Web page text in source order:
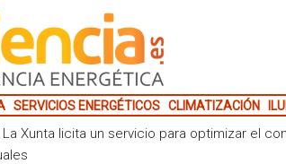
SERVICIOS ENERGÉTICOS CLIMATIZACIÓN
La Xunta licita un servicio para optimizar el